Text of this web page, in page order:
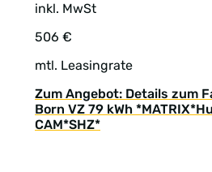
inkl. MwSt
506 €
mtl. Leasingrate
Zum Angebot: Details zum
Born VZ 79 kWh
CAM*SHZ*